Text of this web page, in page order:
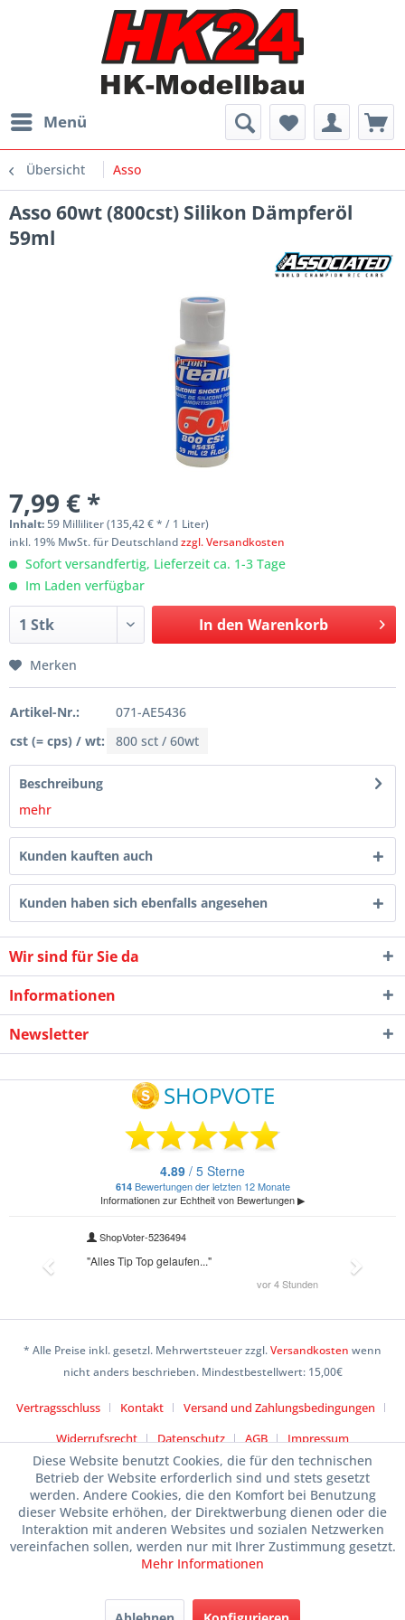
Menü
Übersicht Asso
Asso 60wt (800cst) Silikon Dämpferöl
59ml
7,99 € *
Inhalt:59 Milliliter (135,42 € * / 1 Liter)
inkl. 19% MwSt. für Deutschlandzzgl. Versandkosten
Sofort versandfertig, Lieferzeit ca. 1-3 Tage
Im Laden verfügbar
In den Warenkorb
Merken
Artikel-Nr.:
071-AE5436
cst (= cps) / wt:
800 sct / 60wt
Beschreibung
mehr
Kunden kauften auch
Kunden haben sich ebenfalls angesehen
Wir sind für Sie da
Informationen
Newsletter
* Alle Preise inkl. gesetzl. Mehrwertsteuer zzgl.Versandkosten wenn
nicht anders beschrieben. Mindestbestellwert: 15,00€
Vertragsschluss Kontakt
Versand und Zahlungsbedingungen
Widerrufsrecht
Datenschutz AGB Impressum
Diese Website benutzt Cookies, die für den technischen
Betrieb der Website erforderlich sind und stets gesetzt
werden. Andere Cookies, die den Komfort bei Benutzung
dieser Website erhöhen, der Direktwerbung dienen oder die
Interaktion mit anderen Websites und sozialen Netzwerken
vereinfachen sollen, werden nur mit Ihrer Zustimmung gesetzt.
Mehr Informationen